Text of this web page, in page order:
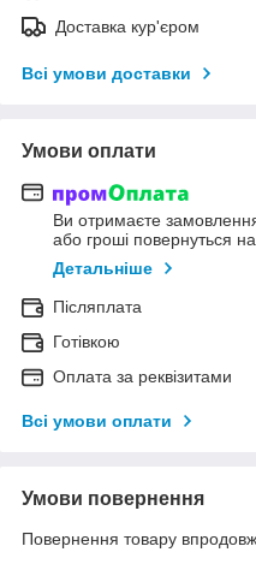
Доставка кур'єром
Всі умови доставки
Умови оплати
Ви отримаєте
або гроші повернуться
Детальніше
Післяплата
Готівкою
Оплата за реквізитами
Всі умови оплати
Умови повернення
Повернення товару